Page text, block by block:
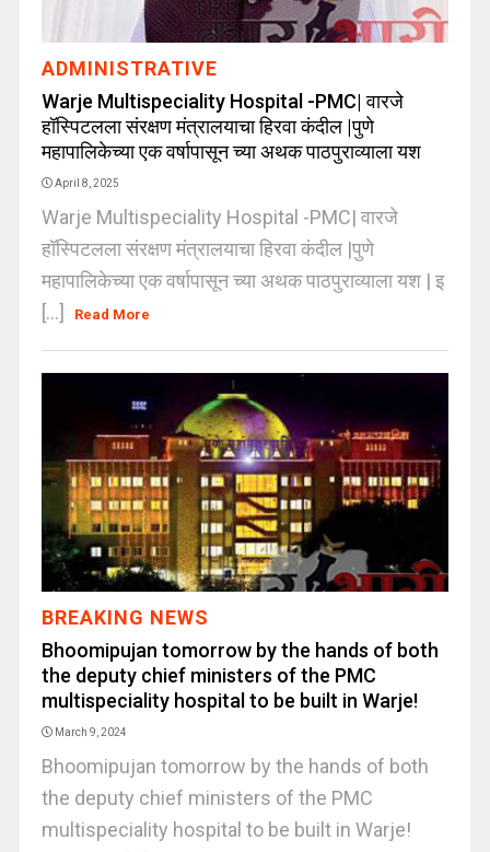
ADMINISTRATIVE
Warje Multispeciality Hospital -PMC| वारजे
हॉस्पिटलला संरक्षण मंत्रालयाचा हिरवा कंदील |पुणे
महापालिकेच्या एक वर्षापासून च्या अथक पाठपुराव्याला यश
April 8, 2025
Warje Multispeciality Hospital -PMC| वारजे
हॉस्पिटलला संरक्षण मंत्रालयाचा हिरवा कंदील |पुणे
महापालिकेच्या एक वर्षापासून च्या अथक पाठपुराव्याला यश | इ
[...]
Read More
BREAKING NEWS
Bhoomipujan tomorrow by the hands of both
the deputy chief ministers of the PMC
multispeciality hospital to be built in Warje!
March 9, 2024
Bhoomipujan tomorrow by the hands of both
the deputy chief ministers of the PMC
multispeciality hospital to be built in Warje!